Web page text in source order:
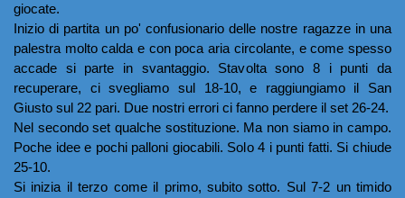
giocate.
Inizio di partita un po' confusionario delle nostre ragazze in una
palestra molto calda e con poca aria circolante, e come spesso
accade si parte in svantaggio. Stavolta sono 8 i punti da
recuperare, ci svegliamo sul 18-10, e raggiungiamo il San
Giusto sul 22 pari. Due nostri errori ci fanno perdere il set 26-24.
Nel secondo set qualche sostituzione. Ma non siamo in campo.
Poche idee e pochi palloni giocabili. Solo 4 i punti fatti. Si chiude
25-10.
Si inizia il terzo come il primo, subito sotto. Sul 7-2 un timido